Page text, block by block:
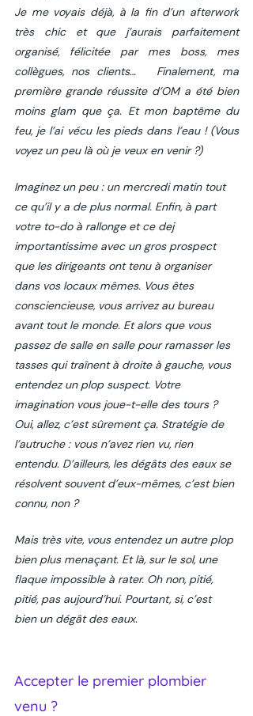
Je me voyais déjà, à la fin d’un afterwork
très chic et que j’aurais parfaitement
organisé, félicitée par mes boss, mes
collègues, nos clients…   Finalement, ma
première grande réussite d’OM a été bien
moins glam que ça. Et mon baptême du
feu, je l’ai vécu les pieds dans l’eau ! (Vous
voyez un peu là où je veux en venir ?)
Imaginez un peu : un mercredi matin tout
ce qu’il y a de plus normal. Enfin, à part
votre to-do à rallonge et ce dej
importantissime avec un gros prospect
que les dirigeants ont tenu à organiser
dans vos locaux mêmes. Vous êtes
consciencieuse, vous arrivez au bureau
avant tout le monde. Et alors que vous
passez de salle en salle pour ramasser les
tasses qui traînent à droite à gauche, vous
entendez un plop suspect. Votre
imagination vous joue-t-elle des tours ?
Oui, allez, c’est sûrement ça. Stratégie de
l’autruche : vous n’avez rien vu, rien
entendu. D’ailleurs, les dégâts des eaux se
résolvent souvent d’eux-mêmes, c’est bien
connu, non ?
Mais très vite, vous entendez un autre plop
bien plus menaçant. Et là, sur le sol, une
flaque impossible à rater. Oh non, pitié,
pitié, pas aujourd’hui. Pourtant, si, c’est
bien un dégât des eaux.
Accepter le premier plombier
venu ?